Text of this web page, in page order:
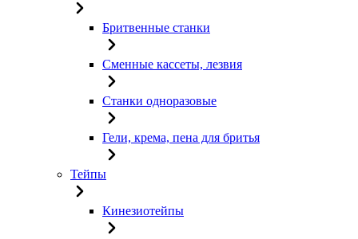
Бритвенные станки
Сменные кассеты, лезвия
Станки одноразовые
Гели, крема, пена для бритья
Тейпы
Кинезиотейпы